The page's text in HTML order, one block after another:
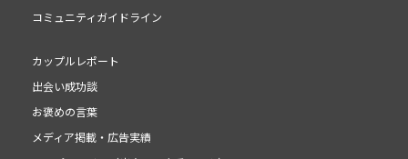
コミュニティガイドライン
カップルレポート
出会い成功談
お褒めの言葉
メディア掲載・広告実績